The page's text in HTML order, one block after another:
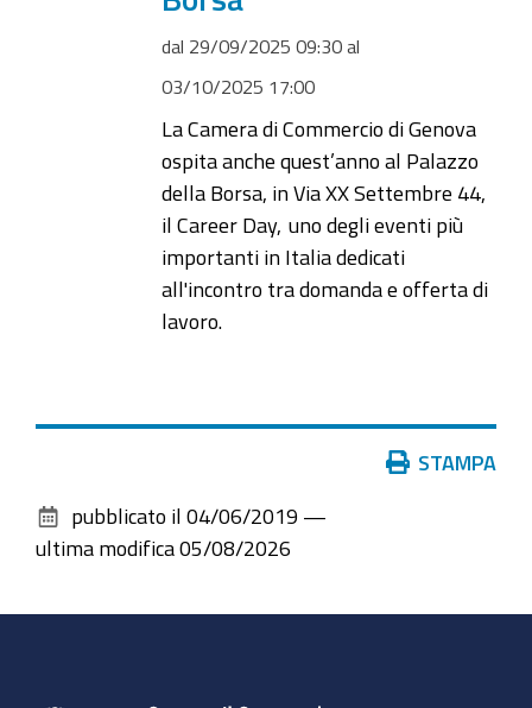
dal 29/09/2025 09:30al
03/10/2025 17:00
La Camera di Commercio di Genova
ospita anche quest’anno al Palazzo
della Borsa, in Via XX Settembre 44,
il Career Day, uno degli eventi più
importanti in Italia dedicati
all'incontro tra domanda e offerta di
lavoro.
documento
STAMPA
pubblicato il 04/06/2019 —
ultima modifica 05/08/2026